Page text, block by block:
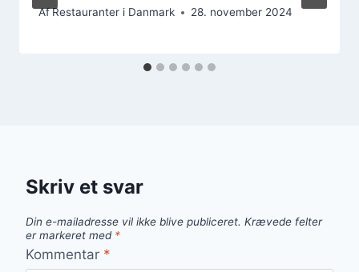
AfRestauranter i Danmark 28. november 2024
Skriv et svar
Din e-mailadresse vil ikke blive publiceret. Krævede felter
er markeret med *
Kommentar *